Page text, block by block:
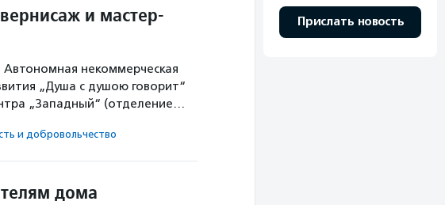
и мастер-
некоммерческая
„Душа с душою говорит“
„Западный“ (отделение…
и доброволь­чест­во
дома
Прислать новость